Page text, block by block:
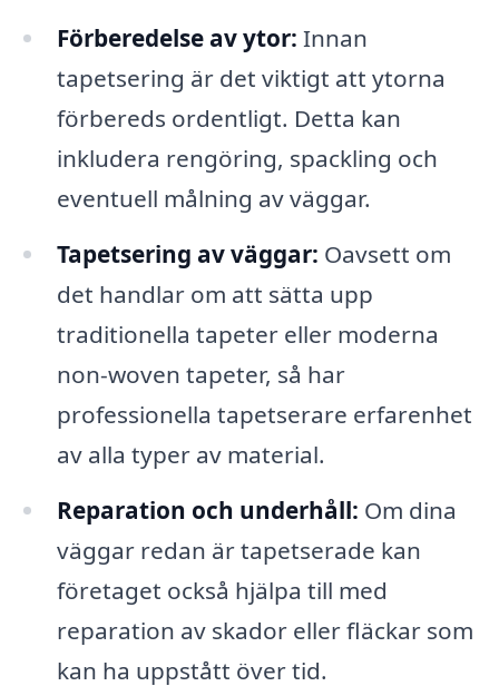
Förberedelse av ytor: Innan
tapetsering är det viktigt att ytorna
förbereds ordentligt. Detta kan
inkludera rengöring, spackling och
eventuell målning av väggar.
Tapetsering av väggar: Oavsett om
det handlar om att sätta upp
traditionella tapeter eller moderna
non-woven tapeter, så har
professionella tapetserare erfarenhet
av alla typer av material.
Reparation och underhåll: Om dina
väggar redan är tapetserade kan
företaget också hjälpa till med
reparation av skador eller fläckar som
kan ha uppstått över tid.